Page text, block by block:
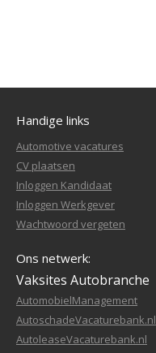
Handige links
Automotive vacatures
CV plaatsen
Inloggen Kandidaat
Inloggen Werkgever
Wachtwoord vergeten
Ons netwerk:
Vaksites Autobranche
AutomobielManagement
AutoschadeVacaturebank.nl
AutoleaseVacaturebank.nl